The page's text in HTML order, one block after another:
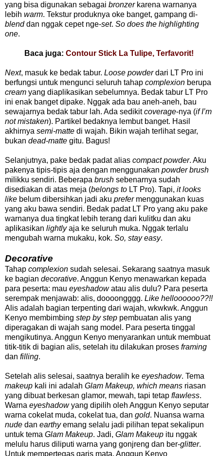
yang bisa digunakan sebagai bronzer karena warnanya
lebih warm. Tekstur produknya oke banget, gampang di-
blenddan nggak cepet nge-set. So does the highlighting
one.
Baca juga: Contour Stick La Tulipe, Terfavorit!
Next, masuk ke bedak tabur. Loose powderdari LT Pro ini
berfungsi untuk mengunci seluruh tahap complexion berupa
cream yang diaplikasikan sebelumnya. Bedak tabur LT Pro
ini enak banget dipake. Nggak ada bau aneh-aneh, bau
sewajarnya bedak tabur lah. Ada sedikitcoverage-nya (if I’m
not mistaken). Partikel bedaknya lembut banget. Hasil
akhirnya semi-matte di wajah. Bikin wajah terlihat segar,
bukan dead-matte gitu. Bagus!
Selanjutnya, pake bedak padat alias compact powder. Aku
pakenya tipis-tipis aja dengan menggunakan powder brush
milikku sendiri. Beberapa brush sebenarnya sudah
disediakan di atas meja (belongs to LT Pro). Tapi, it looks
like belum dibersihkan jadi aku prefer menggunakan kuas
yang aku bawa sendiri. Bedak padat LT Pro yang aku pake
warnanya dua tingkat lebih terang dari kulitku dan aku
aplikasikan lightlyaja ke seluruh muka. Nggak terlalu
mengubah warna mukaku, kok. So, stay easy.
Decorative
Tahap complexion sudah selesai. Sekarang saatnya masuk
ke bagian decorative. Anggun Kenyo menawarkan kepada
para peserta: mau eyeshadowatau alis dulu? Para peserta
serempak menjawab: alis, doooongggg. Like helloooooo??!!
Alis adalah bagian terpenting dari wajah, wkwkwk. Anggun
Kenyo membimbing step by step pembuatan alis yang
diperagakan di wajah sang model. Para peserta tinggal
mengikutinya. Anggun Kenyo menyarankan untuk membuat
titik-titik di bagian alis, setelah itu dilakukan proses framing
dan filling.
Setelah alis selesai, saatnya beralih ke eyeshadow. Tema
makeup kali ini adalah Glam Makeup, which means riasan
yang dibuat berkesan glamor, mewah, tapi tetap flawless.
Warna eyeshadowyang dipilih oleh Anggun Kenyo seputar
warna cokelat muda, cokelat tua, dan gold. Nuansa warna
nude dan earthyemang selalu jadi pilihan tepat sekalipun
untuk tema Glam Makeup. Jadi, Glam Makeup itu nggak
melulu harus diliputi warna yang gonjreng dan ber-glitter.
Untuk mempertegas garis mata, Anggun Kenyo